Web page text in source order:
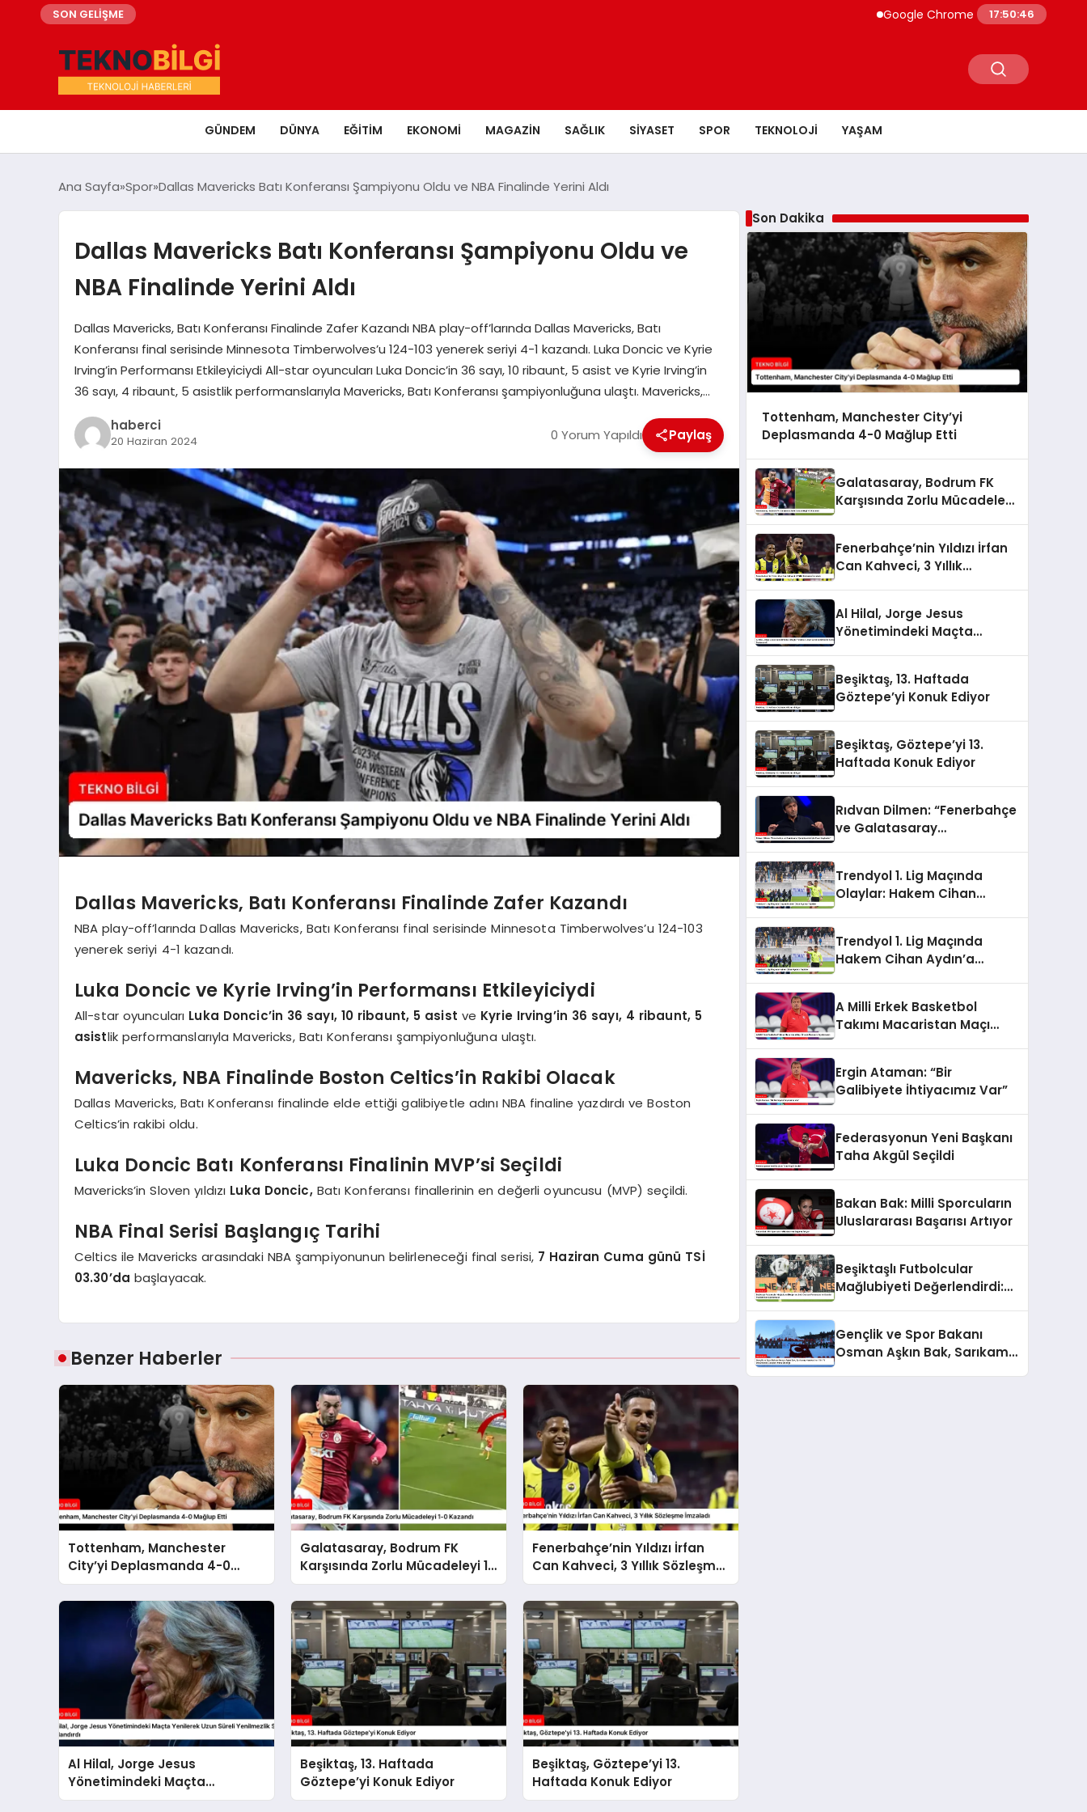
SON GELİŞME Google Chrome Yapay Zeka ile
17:50:47
GÜNDEM DÜNYA EĞITIM EKONOMI MAGAZIN SAĞLIK SIYASET SPOR TEKNOLOJI YAŞAM
Ana Sayfa Spor Dallas Mavericks Batı Konferansı Şampiyonu Oldu ve NBA Finalinde Yerini Aldı
Dallas Mavericks Batı Konferansı Şampiyonu Oldu ve
NBA Finalinde Yerini Aldı
Dallas Mavericks, Batı Konferansı Finalinde Zafer Kazandı NBA play-off’larında Dallas Mavericks, Batı
Konferansı final serisinde Minnesota Timberwolves’u 124-103 yenerek seriyi 4-1 kazandı. Luka Doncic ve Kyrie
Irving’in Performansı Etkileyiciydi All-star oyuncuları Luka Doncic’in 36 sayı, 10 ribaunt, 5 asist ve Kyrie Irving’in
36 sayı, 4 ribaunt, 5 asistlik performanslarıyla Mavericks, Batı Konferansı şampiyonluğuna ulaştı. Mavericks,…
haberci
20 Haziran 2024 0 Yorum Yapıldı Paylaş
Dallas Mavericks, Batı Konferansı Finalinde Zafer Kazandı
NBA play-off’larında Dallas Mavericks, Batı Konferansı final serisinde Minnesota Timberwolves’u 124-103
yenerek seriyi 4-1 kazandı.
Luka Doncic ve Kyrie Irving’in Performansı Etkileyiciydi
All-star oyuncuları Luka Doncic’in 36 sayı, 10 ribaunt, 5 asist ve Kyrie Irving’in 36 sayı, 4 ribaunt, 5
asistlik performanslarıyla Mavericks, Batı Konferansı şampiyonluğuna ulaştı.
Mavericks, NBA Finalinde Boston Celtics’in Rakibi Olacak
Dallas Mavericks, Batı Konferansı finalinde elde ettiği galibiyetle adını NBA finaline yazdırdı ve Boston
Celtics’in rakibi oldu.
Luka Doncic Batı Konferansı Finalinin MVP’si Seçildi
Mavericks’in Sloven yıldızı Luka Doncic,Batı Konferansı finallerinin en değerli oyuncusu (MVP) seçildi.
NBA Final Serisi Başlangıç Tarihi
Celtics ile Mavericks arasındaki NBA şampiyonunun belirleneceği final serisi, 7 Haziran Cuma günü TSİ
03.30’da başlayacak.
Benzer Haberler
Tottenham, Manchester
City’yi Deplasmanda 4-0
Mağlup Etti
Galatasaray, Bodrum FK
Karşısında Zorlu Mücadeleyi 1-
0 Kazandı
Fenerbahçe’nin Yıldızı İrfan
Can Kahveci, 3 Yıllık Sözleşme
İmzaladı
Al Hilal, Jorge Jesus
Yönetimindeki Maçta
Yenilerek Uzun Süreli
Beşiktaş, 13. Haftada
Göztepe’yi Konuk Ediyor
Beşiktaş, Göztepe’yi 13.
Haftada Konuk Ediyor
Son Dakika
Tottenham, Manchester City’yi
Deplasmanda 4-0 Mağlup Etti
Galatasaray, Bodrum FK
Karşısında Zorlu Mücadeleyi
Fenerbahçe’nin Yıldızı İrfan
Can Kahveci, 3 Yıllık
Al Hilal, Jorge Jesus
Yönetimindeki Maçta
Sonlandırdı
Beşiktaş, 13. Haftada
Göztepe’yi Konuk Ediyor
Beşiktaş, Göztepe’yi 13.
Haftada Konuk Ediyor
Rıdvan Dilmen: “Fenerbahçe
ve Galatasaray
Trendyol 1. Lig Maçında
Olaylar: Hakem Cihan
Trendyol 1. Lig Maçında
Hakem Cihan Aydın’a
A Milli Erkek Basketbol
Takımı Macaristan Maçı
Ergin Ataman: “Bir
Galibiyete İhtiyacımız Var”
Federasyonun Yeni Başkanı
Taha Akgül Seçildi
Bakan Bak: Milli Sporcuların
Uluslararası Başarısı Artıyor
Beşiktaşlı Futbolcular
Mağlubiyeti Değerlendirdi:
Açıklamalar
Gençlik ve Spor Bakanı
Osman Aşkın Bak, Sarıkamış